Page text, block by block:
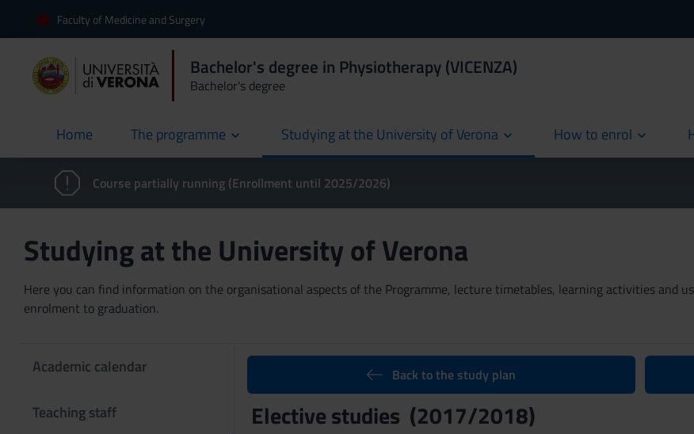
Faculty of Medicine and Surgery
Bachelor's degree in Physiotherapy (VICENZA)
Bachelor's degree
Home
current The programme Studying at the University of Verona How to enrol
Course partially running (Enrollment until 2025/2026)
Studying at the University of Verona
Here you can find information on the organisational aspects of the Programme, lecture timetables, learning activities and
enrolment to graduation.
Academic calendar
Teaching staff
Back to the study plan
Elective studies (2017/2018)